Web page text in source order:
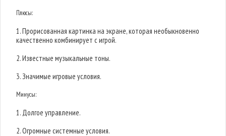
Плюсы:
1. Прорисованная картинка на экране, которая необыкновенно
качественно комбинирует с игрой.
2. Известные музыкальные тоны.
3. Значимые игровые условия.
Минусы:
1. Долгое управление.
2. Огромные системные условия.